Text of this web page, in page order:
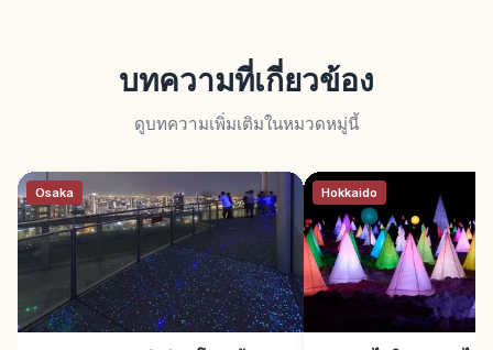
บทความที่เกี่ยวข้อง
ดูบทความเพิ่มเติมในหมวดหมู่นี้
Osaka Hokkaido